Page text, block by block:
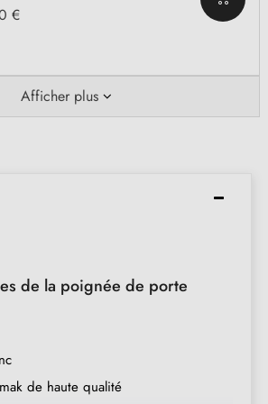
€
Afficher plus
de la poignée de porte
de haute qualité